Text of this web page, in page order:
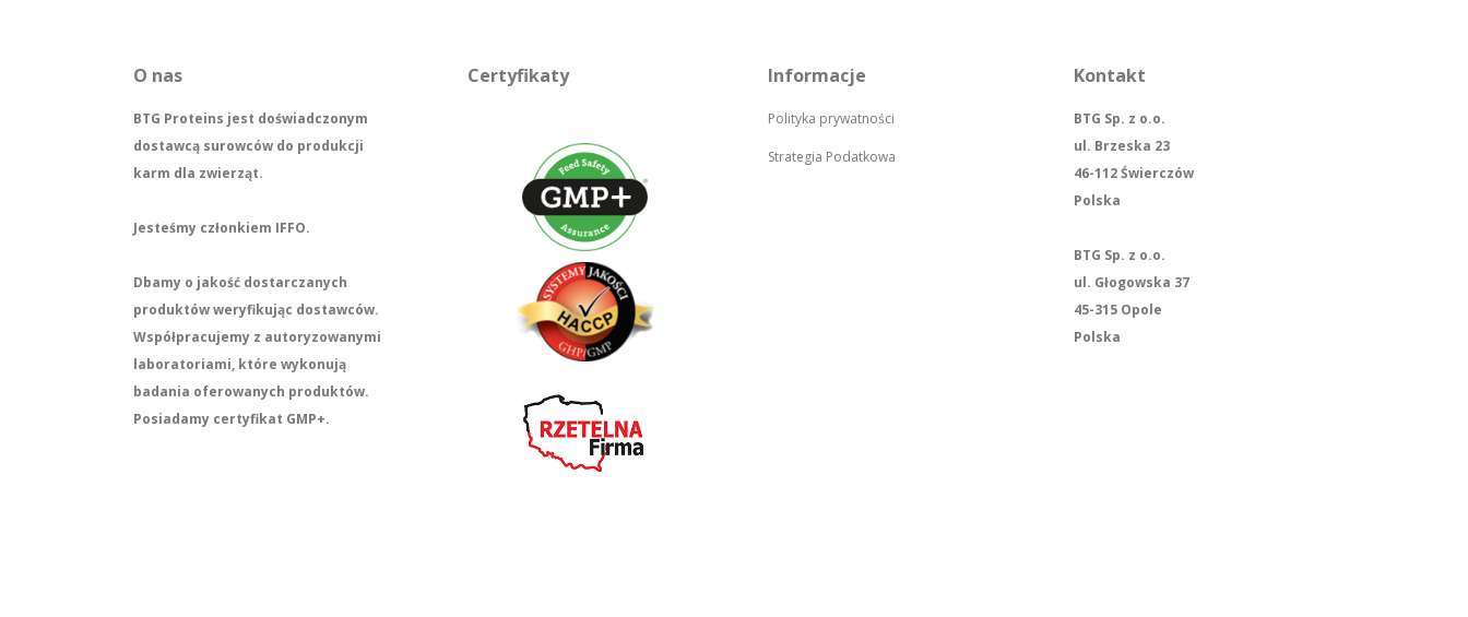
O nas
BTG Proteins jest doświadczonym
dostawcą surowców do produkcji
karm dla zwierząt.
Jesteśmy członkiem IFFO.
Dbamy o jakość dostarczanych
produktów weryfikując dostawców.
Współpracujemy z autoryzowanymi
laboratoriami, które wykonują
badania oferowanych produktów.
Posiadamy certyfikat GMP+.
Certyfikaty Informacje
Polityka prywatności
Strategia Podatkowa
Kontakt
BTG Sp. z o.o.
ul. Brzeska 23
46-112 Świerczów
Polska
BTG Sp. z o.o.
ul. Głogowska 37
45-315 Opole
Polska